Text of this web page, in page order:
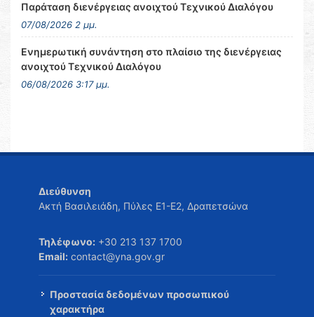
Παράταση διενέργειας ανοιχτού Τεχνικού Διαλόγου
07/08/2026 2 μμ.
Ενημερωτική συνάντηση στο πλαίσιο της διενέργειας
ανοιχτού Τεχνικού Διαλόγου
06/08/2026 3:17 μμ.
Διεύθυνση
Ακτή Βασιλειάδη, Πύλες Ε1-Ε2, Δραπετσώνα
Τηλέφωνο: +30 213 137 1700
Email: contact@yna.gov.gr
Προστασία δεδομένων προσωπικού
χαρακτήρα